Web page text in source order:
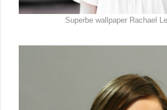
Superbe wallpaper Rachael